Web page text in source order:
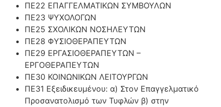
ΠΕ22 ΕΠΑΓΓΕΛΜΑΤΙΚΩΝ ΣΥΜΒΟΥΛΩΝ
ΠΕ23 ΨΥΧΟΛΟΓΩΝ
ΠΕ25 ΣΧΟΛΙΚΩΝ ΝΟΣΗΛΕΥΤΩΝ
ΠΕ28 ΦΥΣΙΟΘΕΡΑΠΕΥΤΩΝ
ΠΕ29 ΕΡΓΑΣΙΟΘΕΡΑΠΕΥΤΩΝ –
ΕΡΓΟΘΕΡΑΠΕΥΤΩΝ
ΠΕ30 ΚΟΙΝΩΝΙΚΩΝ ΛΕΙΤΟΥΡΓΩΝ
ΠΕ31 Εξειδικευμένου: α) Στον Επαγγελματικό
Προσανατολισμό των Τυφλών β) στην